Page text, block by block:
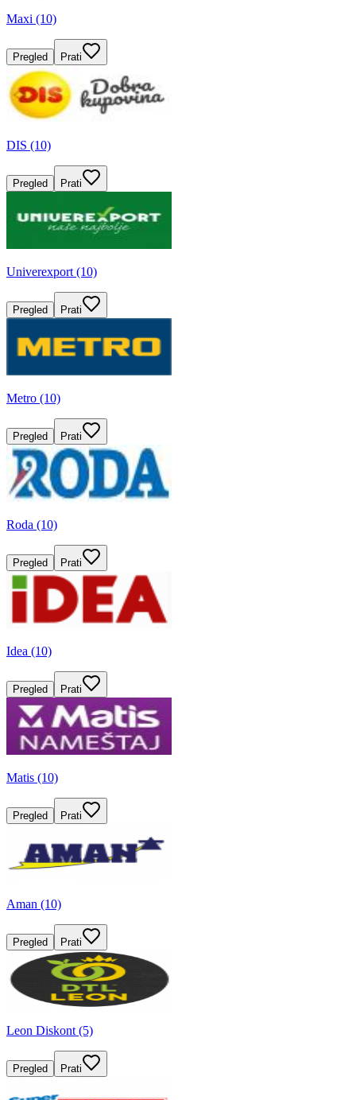
Maxi (10)
Pregled Prati
DIS (10)
Pregled Prati
Univerexport (10)
Pregled Prati
Metro (10)
Pregled Prati
Roda (10)
Pregled Prati
Idea (10)
Pregled Prati
Matis (10)
Pregled Prati
Aman (10)
Pregled Prati
Leon Diskont (5)
Pregled Prati